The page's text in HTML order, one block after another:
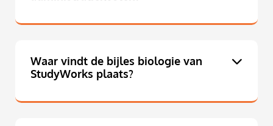
Waar vindt de bijles biologie van
StudyWorks plaats?